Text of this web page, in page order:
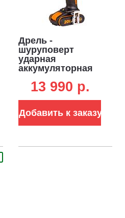
Дрель -
шуруповерт
ударная
аккумуляторная
АКБ 2 А/ч и ЗУ
(PRC, 20В, 50 Нм,
13 990 p.
Добавить к заказу